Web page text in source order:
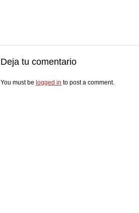
Deja tu comentario
You must be logged in to post a comment.